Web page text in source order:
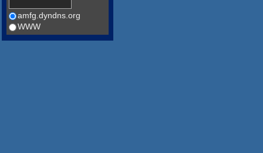
amfg.dyndns.org
WWW